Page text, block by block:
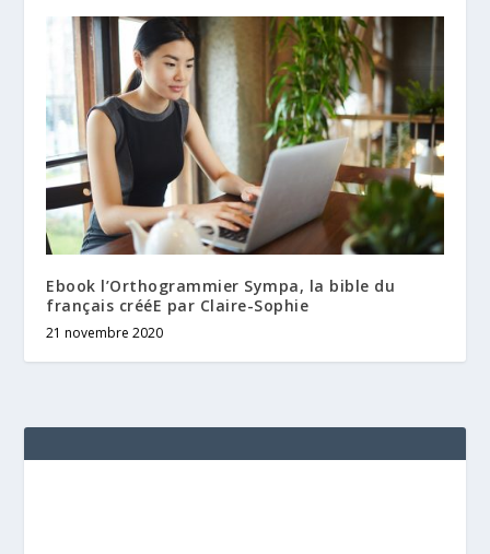
Ebook l’Orthogrammier Sympa, la bible du
français crééE par Claire-Sophie
21 novembre 2020